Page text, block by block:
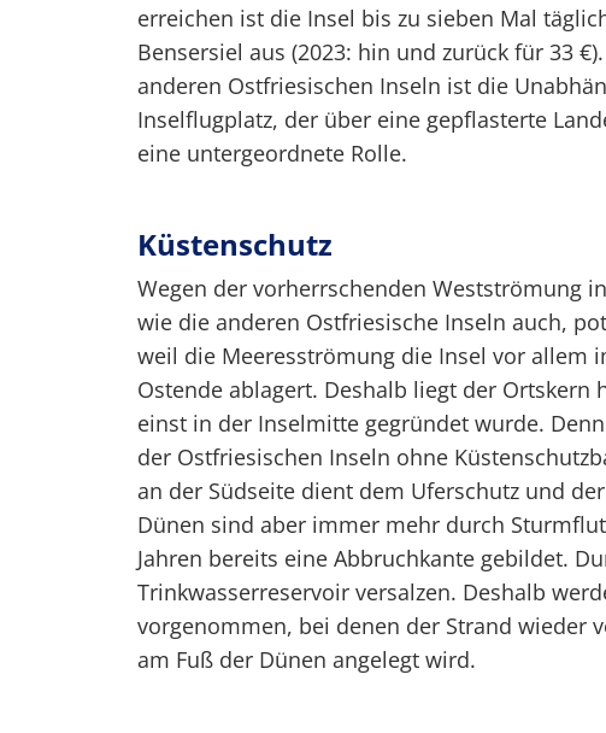
erreichen ist die Insel bis zu sieben Mal
Bensersiel aus (2023: hin und zurück für 33
anderen Ostfriesischen Inseln ist die
Inselflugplatz, der über eine gepflasterte
eine untergeordnete Rolle.
Küstenschutz
Wegen der vorherrschenden Westströmung
wie die anderen Ostfriesische Inseln auch,
weil die Meeresströmung die Insel vor allem
Ostende ablagert. Deshalb liegt der
einst in der Inselmitte gegründet wurde.
der Ostfriesischen Inseln ohne
an der Südseite dient dem Uferschutz und
Dünen sind aber immer mehr durch
Jahren bereits eine Abbruchkante gebildet.
Trinkwasserreservoir versalzen. Deshalb
vorgenommen, bei denen der Strand wieder
am Fuß der Dünen angelegt wird.